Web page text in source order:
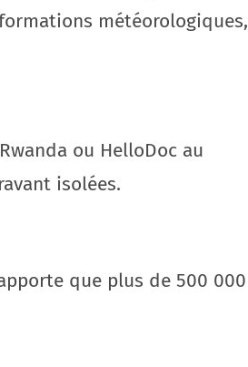
météorologiques,
ou HelloDoc au
isolées.
que plus de 500 000